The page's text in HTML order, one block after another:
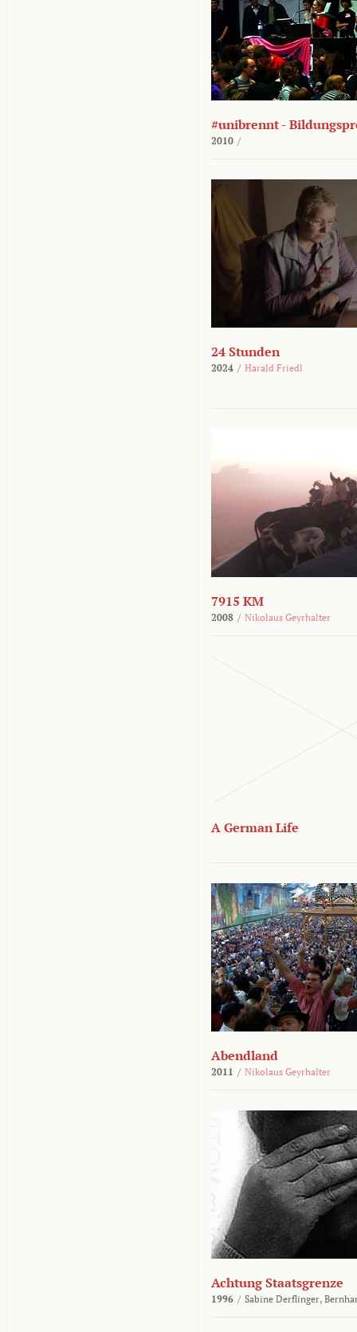
#unibrennt -
2010 /
24 Stunden
2024 / Harald Friedl
7915 KM
2008 / Nikolaus Geyrhalter
A German Life
Abendland
2011 / Nikolaus Geyrhalter
Achtung Staatsgrenze
1996 / Sabine Derflinger,